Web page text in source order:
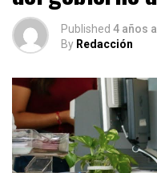
Published 4 años
By Redacción